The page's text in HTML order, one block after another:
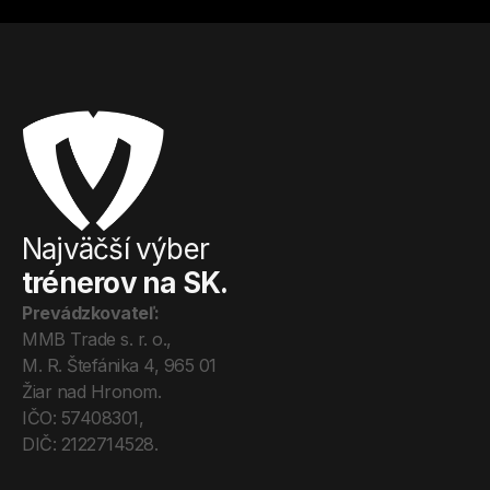
Najväčší výber
trénerov na SK.
Prevádzkovateľ:
MMB Trade s. r. o.,
M. R. Štefánika 4, 965 01
Žiar nad Hronom.
IČO: 57408301,
DIČ: 2122714528.